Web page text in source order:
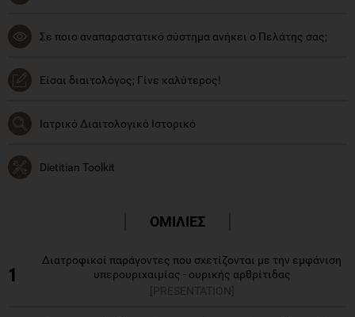
Σε ποιο αναπαραστατικό σύστημα ανήκει ο Πελάτης σας;
Είσαι διαιτολόγος; Γίνε καλύτερος!
Ιατρικό Διαιτολογικό Ιστορικό
Dietitian Toolkit
ΟΜΙΛΙΕΣ
1
Διατροφικοί παράγοντες που σχετίζονται με την εμφάνιση
υπερουριχαιμίας - ουρικής αρθρίτιδας
[PRESENTATION]